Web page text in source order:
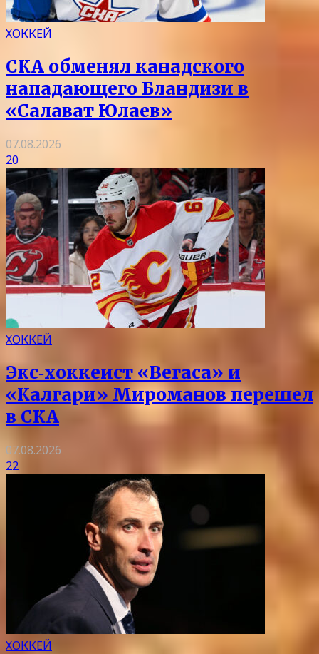
ХОККЕЙ
СКА обменял канадского
нападающего Бландизи в
«Салават Юлаев»
07.08.2026
20
ХОККЕЙ
Экс‑хоккеист «Вегаса» и
«Калгари» Мироманов перешел
в СКА
07.08.2026
22
ХОККЕЙ